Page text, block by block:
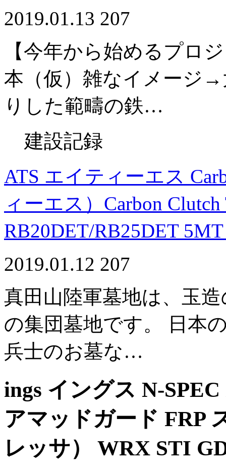
2019.01.13 207
【今年から始めるプロ
本（仮）雑なイメージ
りした範疇の鉄…
建設記録
ATS エイティーエス
ィーエス）Carbon
RB20DET/RB25DET
2019.01.12 207
真田山陸軍墓地は、玉
の集団墓地です。 日本
兵士のお墓な…
ings イングス N-
アマッドガード FRP
レッサ） WRX STI